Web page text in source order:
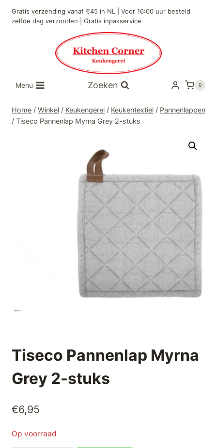
naar
Gratis verzending vanaf €45 in NL | Voor 16:00 uur besteld
zelfde dag verzonden | Gratis inpakservice
Menu Zoeken 0
Home / Winkel / Keukengerei / Keukentextiel / Pannenlappen
/ Tiseco Pannenlap Myrna Grey 2-stuks
Tiseco Pannenlap Myrna
Grey 2-stuks
€6,95
Op voorraad